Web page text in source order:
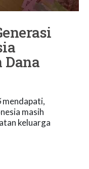
mendapati,
masih
keluarga